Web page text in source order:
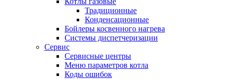
Традиционные
Конденсационные
Бойлеры косвенного нагрева
Системы диспетчеризации
Сервис
Сервисные центры
Меню параметров котла
Коды ошибок